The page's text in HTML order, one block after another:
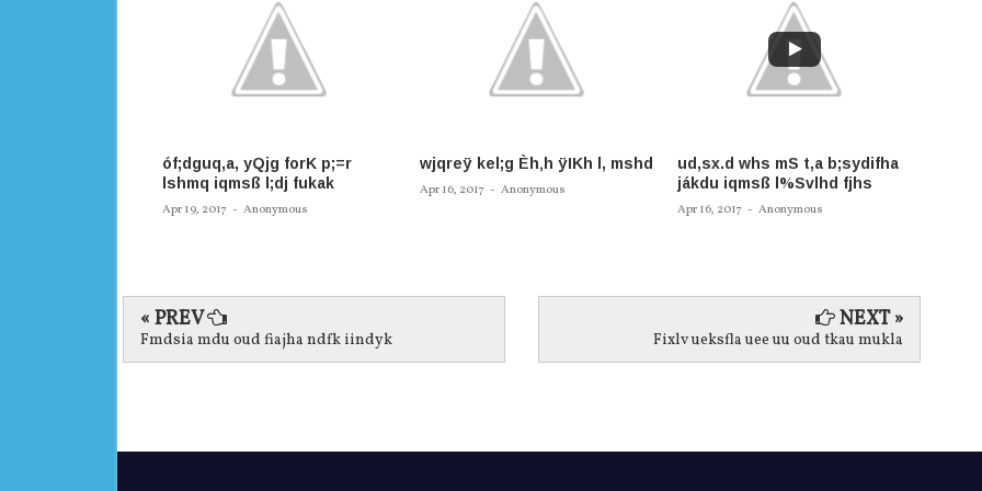
óf;dguq,a, yQjg forK p;=r
lshmq iqmsß l;dj fukak
Apr 19, 2017 - Anonymous
wjqreÿ kel;g Èh‚h ÿIKh l, mshd
Apr 16, 2017 - Anonymous
ud,sx.d whs mS t,a b;sydifha
jákdu iqmsß l%Svlhd fjhs
Apr 16, 2017 - Anonymous
« PREV
Fmdsia mdu oud fiajha ndfk iindyk
NEXT »
Fixlv ueksfla uee uu oud tkau mukla